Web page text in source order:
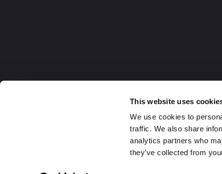
This website uses
We use cookies to
traffic. We also share
analytics partners who
they’ve collected from
2026 DaklaPack Group. Alle Rechte